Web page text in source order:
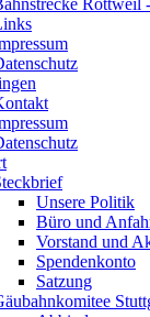
Rottweil
Unsere Politik
Büro und
Vorstand und
Spendenkonto
Satzung